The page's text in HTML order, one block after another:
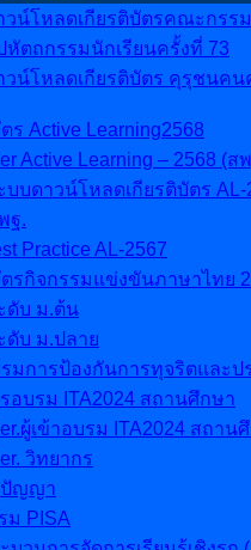
วน์โหลดเกียรติบัตรคณะกรร
หัตถกรรมนักเรียนครั้งที่ 73
วน์โหลดเกียรติบัตร คุรุชนค
ร Active Learning2568
Active Learning – 2568 (ส
บบดาวน์โหลดเกียรติบัตร AL-
ฐ.
Practice AL-2567
ตรกิจกรรมแข่งขันภาษาไทย
ดับ ม.ต้น
ดับ ม.ปลาย
รมการป้องกันการทุจริตและ
อบรม ITA2024 สถานศึกษา
ผู้เข้าอบรม ITA2024 สถาน
วิทยากร
ปัญญา
ม PISA